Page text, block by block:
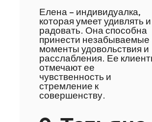
Елена – индивидуалка,
которая умеет удивлять и
радовать. Она способна
принести незабываемые
моменты удовольствия и
расслабления. Ее
отмечают ее
чувственность и
стремление к
совершенству.